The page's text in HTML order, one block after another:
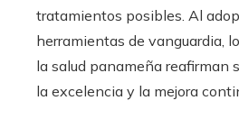
tratamientos posibles. Al
herramientas de vanguardia,
la salud panameña reafirman
la excelencia y la mejora